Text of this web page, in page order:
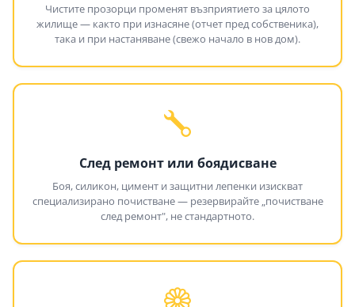
Чистите прозорци променят възприятието за цялото
жилище — както при изнасяне (отчет пред собственика),
така и при настаняване (свежо начало в нов дом).
След ремонт или боядисване
Боя, силикон, цимент и защитни лепенки изискват
специализирано почистване — резервирайте „почистване
след ремонт", не стандартното.